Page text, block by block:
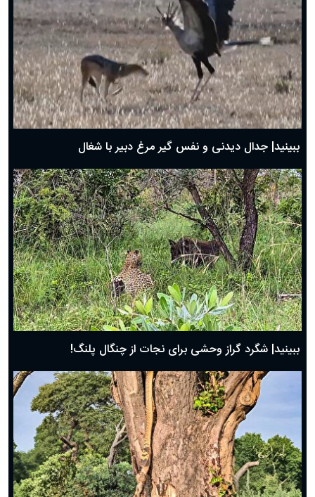
دعای روز پنجم ماه رمضان؛ ۴ اسفند ۱۴۰۴
دعای روز چهارم ماه مبارک رمضان؛ ۳ اسفند ۱۴۰۴
دعای روز سوم ماه مبارک رمضان؛ ۱۴ اسفند ۱۴۰۴
دعای روز دوم ماه مبارک رمضان ۱ اسفند ماه ۱۴۰۴
دعای روز اول ماه مبارک رمضان، ۳۰ بهمن ۱۴۰۴
حضرت زینب(س) چگونه از دنیا رفت؟
بهترین پیامک تبریک روز پدر ۱۴۰۴؛ جملات زیبا و صمیمانه
ببینید| جدال دیدنی و نفس گیر مرغ دبیر با شغال
ببینید| شگرد گراز وحشی برای نجات از چنگال پلنگ!